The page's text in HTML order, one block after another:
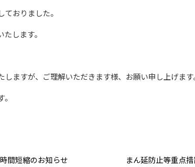
おりました。
たします。
ますが、ご理解いただきます様、お願い申し上げます
間短縮のお知らせ まん延防止等重点